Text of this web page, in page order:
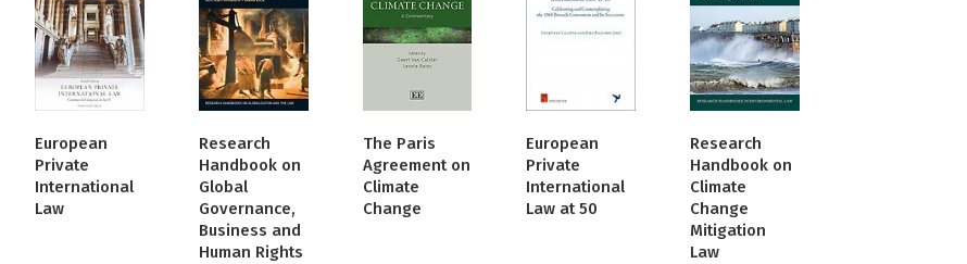
European
Private
International
Law
Research
Handbook on
Global
Governance,
Business and
Human Rights
The Paris
Agreement on
Climate
Change
European
Private
International
Law at 50
Research
Handbook on
Climate
Change
Mitigation
Law